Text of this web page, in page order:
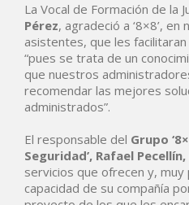
La Vocal de Formación de la
Pérez, agradeció a ‘8×8’,
asistentes, que les
“pues se trata de un
que nuestros
recomendar las mejores
administrados”.
El responsable del Grupo
Seguridad’, Rafael Pecellín,
servicios que ofrecen y, muy
capacidad de su compañía